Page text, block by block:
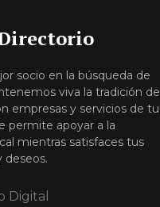
socio en la búsqueda de
viva la tradición de
empresas y servicios de tu
permite apoyar a la
mientras satisfaces tus
deseos.
Digital